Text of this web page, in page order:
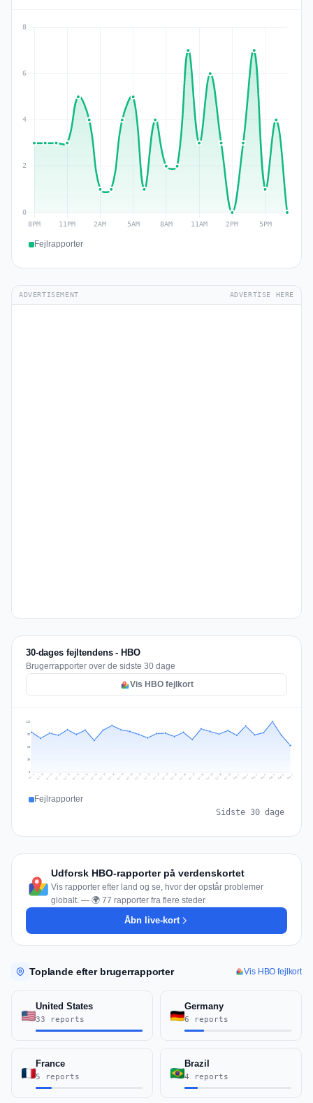
Fejlrapporter
ADVERTISEMENT ADVERTISE HERE
30-dages fejltendens - HBO
Brugerrapporter over de sidste 30 dage
Vis HBO fejlkort
30
60
89
119
Jul 9 Jul 10 Jul 11 Jul 12 Jul 13 Jul 14 Jul 15 Jul 16 Jul 17 Jul 18 Jul 19 Jul 20 Jul 21 Jul 22 Jul 23 Jul 24 Jul 25 Jul 26 Jul 27 Jul 28 Jul 29 Jul 30 Jul 31 Aug 1 Aug 2 Aug 3 Aug 4 Aug 5 Aug 6 Aug 7
Fejlrapporter
Sidste 30 dage
Udforsk HBO-rapporter på verdenskortet
Vis rapporter efter land og se, hvor der opstår problemer
globalt. — 🌍 77 rapporter fra flere steder
Åbn live-kort
Toplande efter brugerrapporter Vis HBO fejlkort
United States
33 reports
Germany
6 reports
France
5 reports
Brazil
4 reports